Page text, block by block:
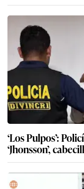
‘Los Pulpos’:
‘Jhonsson’,